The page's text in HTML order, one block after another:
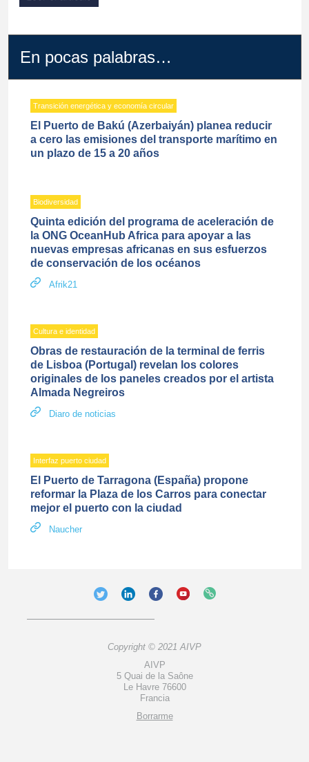
En pocas palabras…
Transición energética y economía circular
El Puerto de Bakú (Azerbaiyán) planea reducir
a cero las emisiones del transporte marítimo en
un plazo de 15 a 20 años
Biodiversidad
Quinta edición del programa de aceleración de
la ONG OceanHub Africa para apoyar a las
nuevas empresas africanas en sus esfuerzos
de conservación de los océanos
Afrik21
Cultura e identidad
Obras de restauración de la terminal de ferris
de Lisboa (Portugal) revelan los colores
originales de los paneles creados por el artista
Almada Negreiros
Diaro de noticias
Interfaz puerto ciudad
El Puerto de Tarragona (España) propone
reformar la Plaza de los Carros para conectar
mejor el puerto con la ciudad
Naucher
Copyright © 2021 AIVP
AIVP
5 Quai de la Saône
Le Havre 76600
Francia
Borrarme